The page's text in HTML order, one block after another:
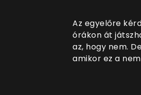
Az egyelőre
órákon át
az, hogy nem.
amikor ez a